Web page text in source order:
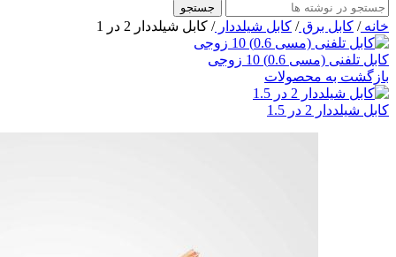
جستجو
خانه/ کابل برق/ کابل شیلددار/ کابل شیلددار 2 در 1
کابل تلفنی (مسی 0.6) 10 زوجی
بازگشت به محصولات
کابل شیلددار 2 در 1.5